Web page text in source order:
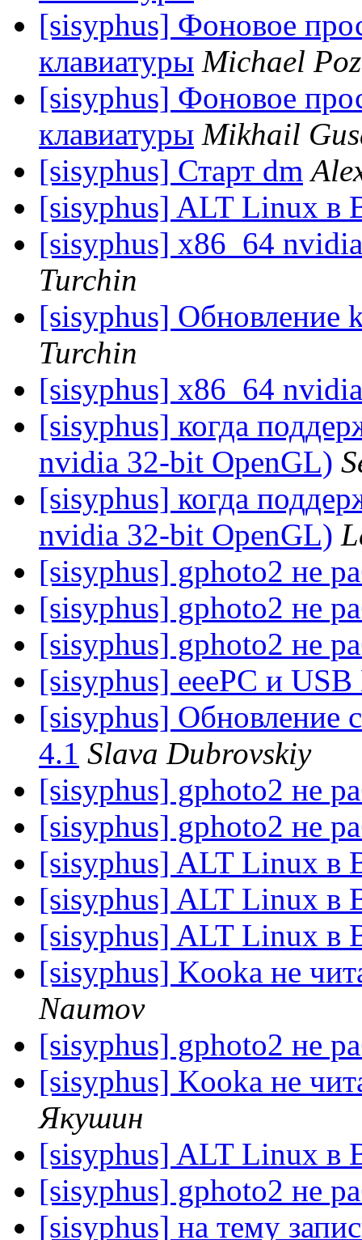
[sisyphus] Фоновое
клавиатуры Michael
[sisyphus] Фоновое
клавиатуры Mikhail
[sisyphus] Старт dm
[sisyphus] ALT Linux в
[sisyphus] x86_64
Turchin
[sisyphus] Обновление
Turchin
[sisyphus] x86_64
[sisyphus] когда
nvidia 32-bit OpenGL)
[sisyphus] когда
nvidia 32-bit OpenGL)
[sisyphus] gphoto2 не
[sisyphus] gphoto2 не
[sisyphus] gphoto2 не
[sisyphus] eeePC и
[sisyphus] Обновление
4.1 Slava Dubrovskiy
[sisyphus] gphoto2 не
[sisyphus] gphoto2 не
[sisyphus] ALT Linux в
[sisyphus] ALT Linux в
[sisyphus] ALT Linux в
[sisyphus] Kooka не
Naumov
[sisyphus] gphoto2 не
[sisyphus] Kooka не
Якушин
[sisyphus] ALT Linux в
[sisyphus] gphoto2 не
[sisyphus] на тему